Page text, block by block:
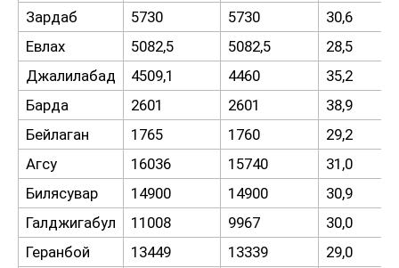
Зардаб
5730 5730
30,6
Евлах
5082,5 5082,5
28,5
Джалилабад
4509,1 4460
35,2
Барда
2601 2601
38,9
Бейлаган
1765 1760
29,2
Агсу
16036 15740
31,0
Билясувар
14900 14900
30,9
Галджигабул
11008 9967
30,0
Геранбой
13449 13339
29,0